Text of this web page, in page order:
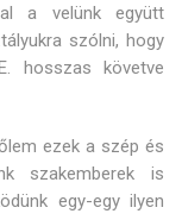
a velünk együtt
szólni, hogy
hosszas követve
ezek a szép és
szakemberek is
egy-egy ilyen